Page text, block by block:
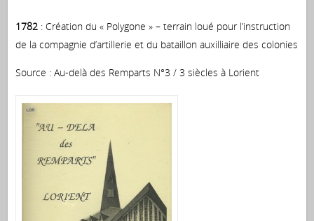
1782: Création du « Polygone » – terrain loué pour l’instruction
de la compagnie d’artillerie et du bataillon auxilliaire des colonies
Source : Au-delà des Remparts N°3 / 3 siècles à Lorient